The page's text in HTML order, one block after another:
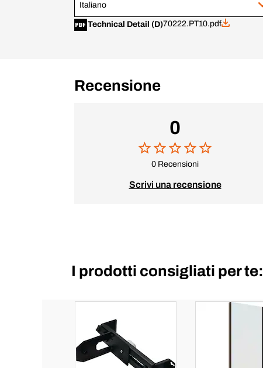
Italiano
Technical Detail (D)70222.PT10.pdf
Recensione
0
0 Recensioni
Scrivi una recensione
I prodotti consigliati per te: